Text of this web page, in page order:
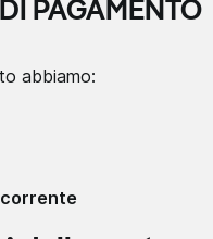
PAGAMENTO
abbiamo: